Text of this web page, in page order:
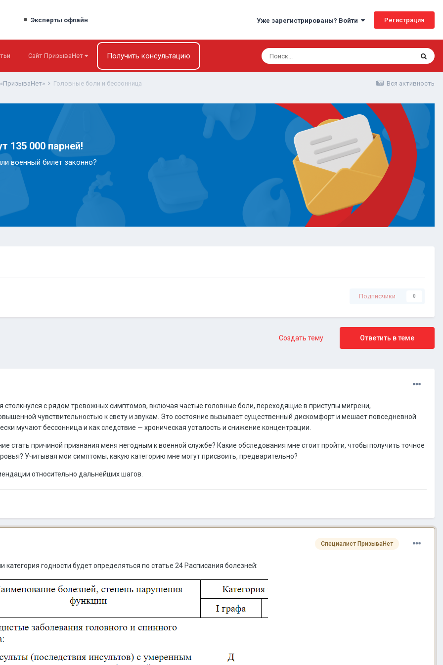
Эксперты офлайн Уже зарегистрированы? Войти Регистрация
Сайт ПризываНет Получить консультацию
Вся активность
Головные боли и бессонница
135 000 парней!
военный билет законно?
Подписчики 0
Ответить в теме
Создать тему
столкнулся с рядом тревожных симптомов, включая частые головные боли, переходящие в приступы мигрени,
чувствительностью к свету и звукам. Это состояние вызывает существенный дискомфорт и мешает повседневной
мучают бессонница и как следствие — хроническая усталость и снижение концентрации.
стать причиной признания меня негодным к военной службе? Какие обследования мне стоит пройти, чтобы получить точное
Учитывая мои симптомы, какую категорию мне могут присвоить, предварительно?
относительно дальнейших шагов.
Специалист ПризываНет
категория годности будет определяться по статье 24 Расписания болезней: